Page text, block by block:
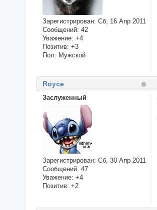
Зарегистрирован: Сб, 16 Апр 2011
Сообщений: 42
Уважение: +4
Позитив: +3
Пол: Мужской
Royce
Заслуженный
Зарегистрирован: Сб, 30 Апр 2011
Сообщений: 47
Уважение: +4
Позитив: +2